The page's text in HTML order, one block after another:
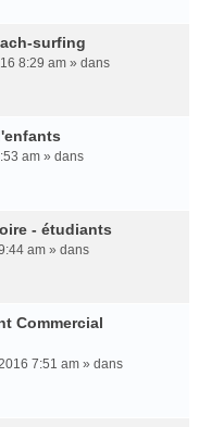
surfing
8:29 am » dans
am » dans
- étudiants
am » dans
Commercial
7:51 am » dans